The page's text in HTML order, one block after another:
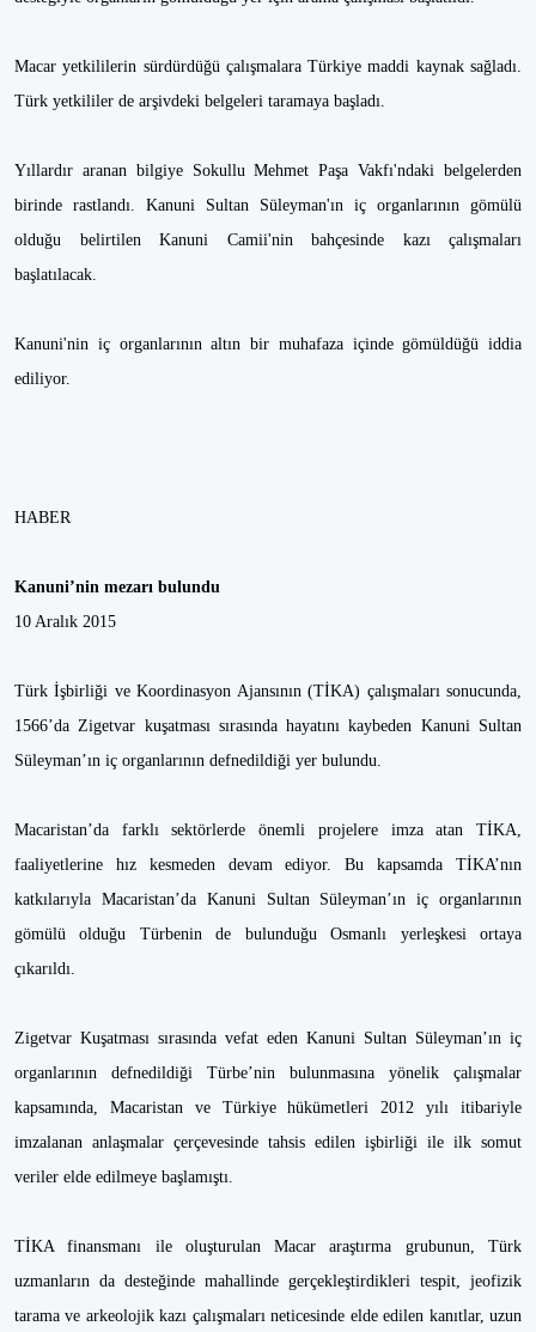
Macar yetkililerin sürdürdüğü çalışmalara Türkiye maddi kaynak sağladı.
Türk yetkililer de arşivdeki belgeleri taramaya başladı.
Yıllardır aranan bilgiye Sokullu Mehmet Paşa Vakfı'ndaki belgelerden
birinde rastlandı. Kanuni Sultan Süleyman'ın iç organlarının gömülü
olduğu belirtilen Kanuni Camii'nin bahçesinde kazı çalışmaları
başlatılacak.
Kanuni'nin iç organlarının altın bir muhafaza içinde gömüldüğü iddia
ediliyor.
HABER
Kanuni’nin mezarı bulundu
10 Aralık 2015
Türk İşbirliği ve Koordinasyon Ajansının (TİKA) çalışmaları sonucunda,
1566’da Zigetvar kuşatması sırasında hayatını kaybeden Kanuni Sultan
Süleyman’ın iç organlarının defnedildiği yer bulundu.
Macaristan’da farklı sektörlerde önemli projelere imza atan TİKA,
faaliyetlerine hız kesmeden devam ediyor. Bu kapsamda TİKA’nın
katkılarıyla Macaristan’da Kanuni Sultan Süleyman’ın iç organlarının
gömülü olduğu Türbenin de bulunduğu Osmanlı yerleşkesi ortaya
çıkarıldı.
Zigetvar Kuşatması sırasında vefat eden Kanuni Sultan Süleyman’ın iç
organlarının defnedildiği Türbe’nin bulunmasına yönelik çalışmalar
kapsamında, Macaristan ve Türkiye hükümetleri 2012 yılı itibariyle
imzalanan anlaşmalar çerçevesinde tahsis edilen işbirliği ile ilk somut
veriler elde edilmeye başlamıştı.
TİKA finansmanı ile oluşturulan Macar araştırma grubunun, Türk
uzmanların da desteğinde mahallinde gerçekleştirdikleri tespit, jeofizik
tarama ve arkeolojik kazı çalışmaları neticesinde elde edilen kanıtlar, uzun